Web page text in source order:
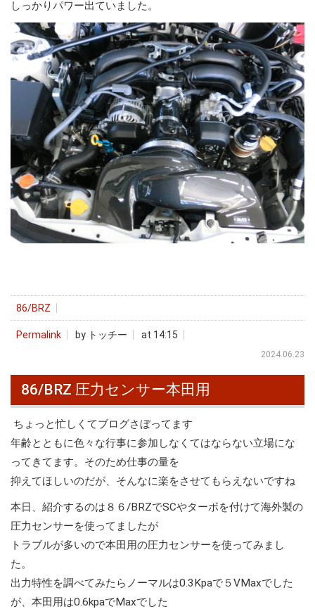
しっかりパワー出ていました。
86/BRZ
Permalink by トッチー at 14:15
2024.06.23
86/BRZ 圧力センサー本田用
ちょっと忙しくてブログさぼってます
年齢とともに色々な行事に参加しなくてはならない立場にな
ってきてます。そのため仕事の量を
抑えてほしいのだが、そんなに楽をさせてもらえないですね
本日、紹介するのは８６/BRZでSCやターボを付けて海外製の
圧力センサーを使ってましたが
トラブルが多いので本田用の圧力センサーを使ってみまし
た。
出力特性を調べてみたらノーマルは0.3Kpaで５VMaxでした
が、本田用は0.6kpaでMaxでした